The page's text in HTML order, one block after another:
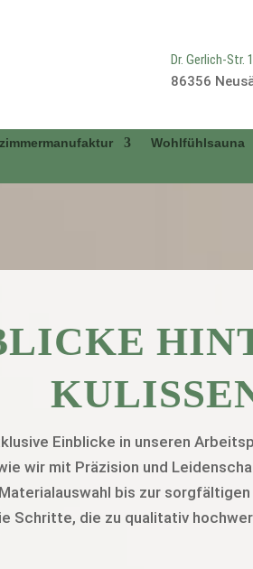
Dr. Gerlich-Str. 1
86356
Wohlfühlsauna
Einblicke in unseren
wir mit Präzision und
bis zur
Schritte, die zu qualitativ